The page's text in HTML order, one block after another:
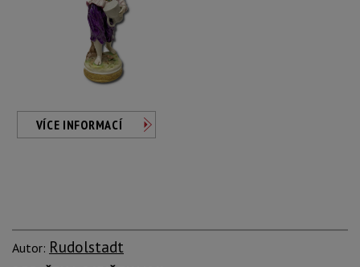
VÍCE INFORMACÍ
Autor: Rudolstadt